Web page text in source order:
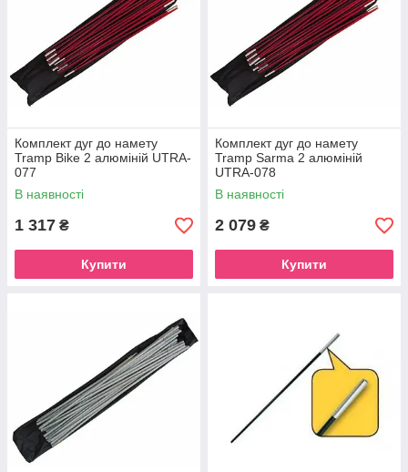
Комплект дуг до намету
Tramp Bike 2 алюміній UTRA-
077
В наявності
1 317 ₴
Купити
Комплект дуг до намету
Tramp Sarma 2 алюміній
UTRA-078
В наявності
2 079 ₴
Купити